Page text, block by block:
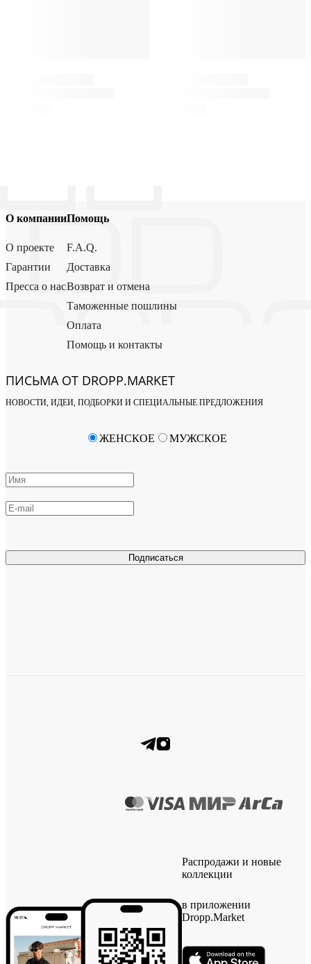
О компании
О проекте
Гарантии
Пресса о нас
Помощь
F.A.Q.
Доставка
Возврат и отмена
Таможенные пошлины
Оплата
Помощь и контакты
ПИСЬМА ОТ DROPP.MARKET
НОВОСТИ, ИДЕИ, ПОДБОРКИ И СПЕЦИАЛЬНЫЕ ПРЕДЛОЖЕНИЯ
Подписаться
ЖЕНСКОЕ МУЖСКОЕ
Распродажи и новые
коллекции
в приложении
Dropp.Market